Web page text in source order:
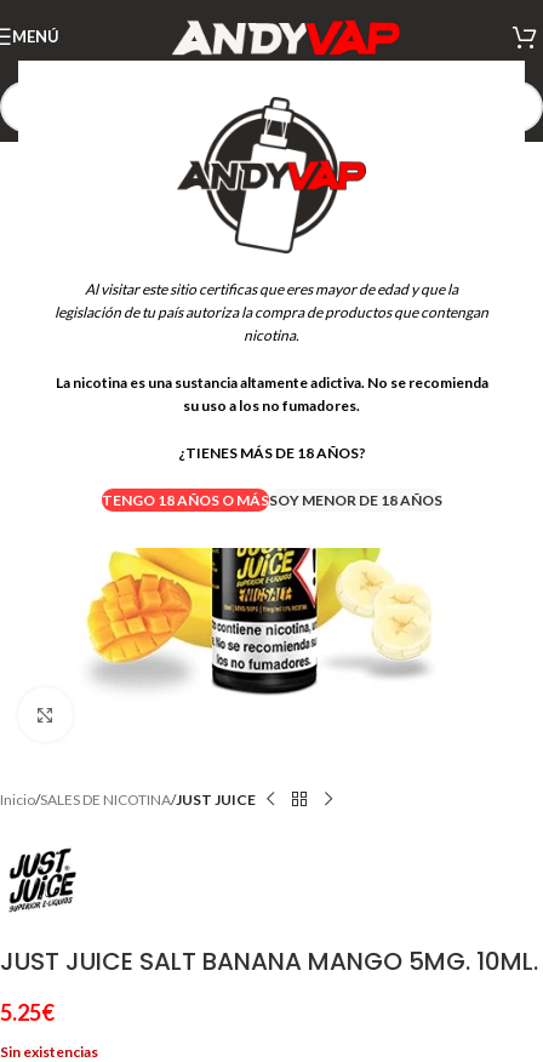
Al visitar este sitio certificas que eres mayor de edad y que la
legislación de tu país autoriza la compra de productos que contengan
nicotina.
La nicotina es una sustancia altamente adictiva. No se recomienda
su uso a los no fumadores.
¿TIENES MÁS DE 18 AÑOS?
TENGO 18 AÑOS O MÁSSOY MENOR DE 18 AÑOS
MENÚ
Inicio SALES DE NICOTINA JUST JUICE
JUST JUICE SALT BANANA MANGO 5MG. 10ML.
5.25€
Sin existencias